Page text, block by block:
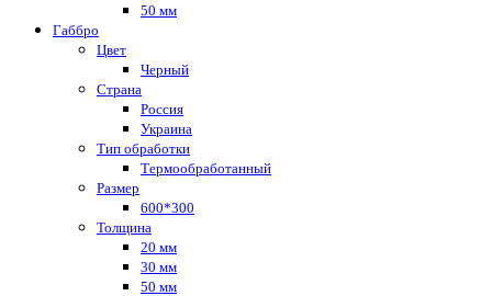
50 мм
Габбро
Цвет
Черный
Страна
Россия
Украина
Тип обработки
Термообработанный
Размер
600*300
Толщина
20 мм
30 мм
50 мм